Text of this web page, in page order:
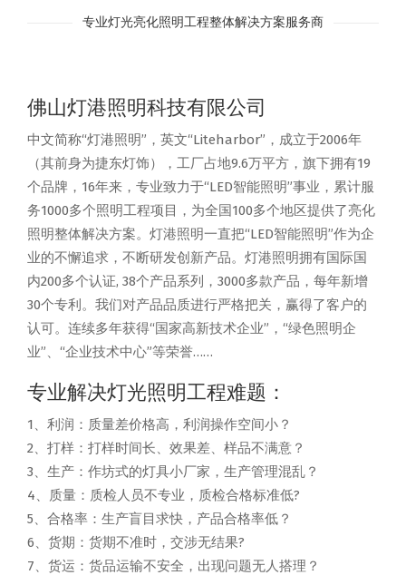
专业灯光亮化照明工程整体解决方案服务商
佛山灯港照明科技有限公司
中文简称“灯港照明”，英文“Liteharbor”，成立于2006年
（其前身为捷东灯饰），工厂占地9.6万平方，旗下拥有19
个品牌，16年来，专业致力于“LED智能照明”事业，累计服
务1000多个照明工程项目，为全国100多个地区提供了亮化
照明整体解决方案。灯港照明一直把“LED智能照明”作为企
业的不懈追求，不断研发创新产品。灯港照明拥有国际国
内200多个认证, 38个产品系列，3000多款产品，每年新增
30个专利。我们对产品品质进行严格把关，赢得了客户的
认可。连续多年获得“国家高新技术企业”，“绿色照明企
业”、“企业技术中心”等荣誉……
专业解决灯光照明工程难题：
1、利润：质量差价格高，利润操作空间小？
2、打样：打样时间长、效果差、样品不满意？
3、生产：作坊式的灯具小厂家，生产管理混乱？
4、质量：质检人员不专业，质检合格标准低?
5、合格率：生产盲目求快，产品合格率低？
6、货期：货期不准时，交涉无结果?
7、货运：货品运输不安全，出现问题无人搭理？